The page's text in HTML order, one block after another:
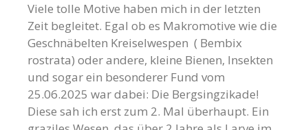
Viele tolle Motive haben mich in der letzten
Zeit begleitet. Egal ob es Makromotive wie die
Geschnäbelten Kreiselwespen ( Bembix
rostrata) oder andere, kleine Bienen, Insekten
und sogar ein besonderer Fund vom
25.06.2025 war dabei: Die Bergsingzikade!
Diese sah ich erst zum 2. Mal überhaupt. Ein